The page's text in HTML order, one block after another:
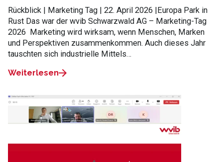
Rückblick | Marketing Tag | 22. April 2026 |Europa Park in
Rust Das war der wvib Schwarzwald AG – Marketing‑Tag
2026 Marketing wird wirksam, wenn Menschen, Marken
und Perspektiven zusammenkommen. Auch dieses Jahr
tauschten sich industrielle Mittels…
Weiterlesen